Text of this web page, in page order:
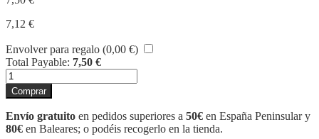
7,12 €
Envolver para regalo (0,00 €)
Total Payable: 7,50 €
ABREMENTE
7-
8
AÑOS
cantidad
Comprar
Envío gratuito en pedidos superiores a 50€ en España Peninsular y
80€ en Baleares; o podéis recogerlo en la tienda.